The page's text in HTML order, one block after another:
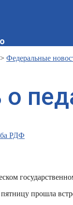
> Федеральные
РДФ
прошла